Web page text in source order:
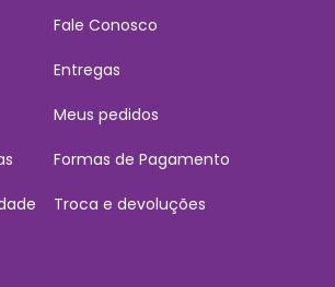
Fale Conosco
Entregas
Meus pedidos
Formas de Pagamento
Troca e devoluções